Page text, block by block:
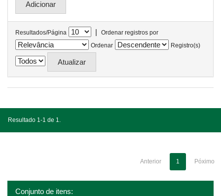
Resultados/Página |
Ordenar registros por
Ordenar
Registro(s)
Resultado 1-1 de 1.
Anterior 1 Póximo
Conjunto de itens: